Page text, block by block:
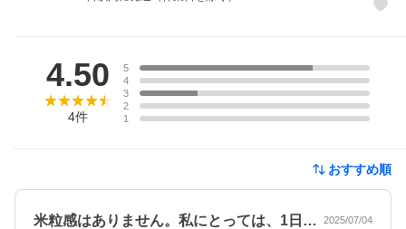
4.50
4件
5
4
3
2
1
おすすめ順
米粒感はありません。私にとっては、1日… 2025/07/04